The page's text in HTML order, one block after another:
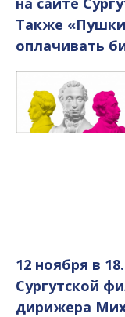
Также
оплачивать
12 ноября в
Сургутской
дирижера